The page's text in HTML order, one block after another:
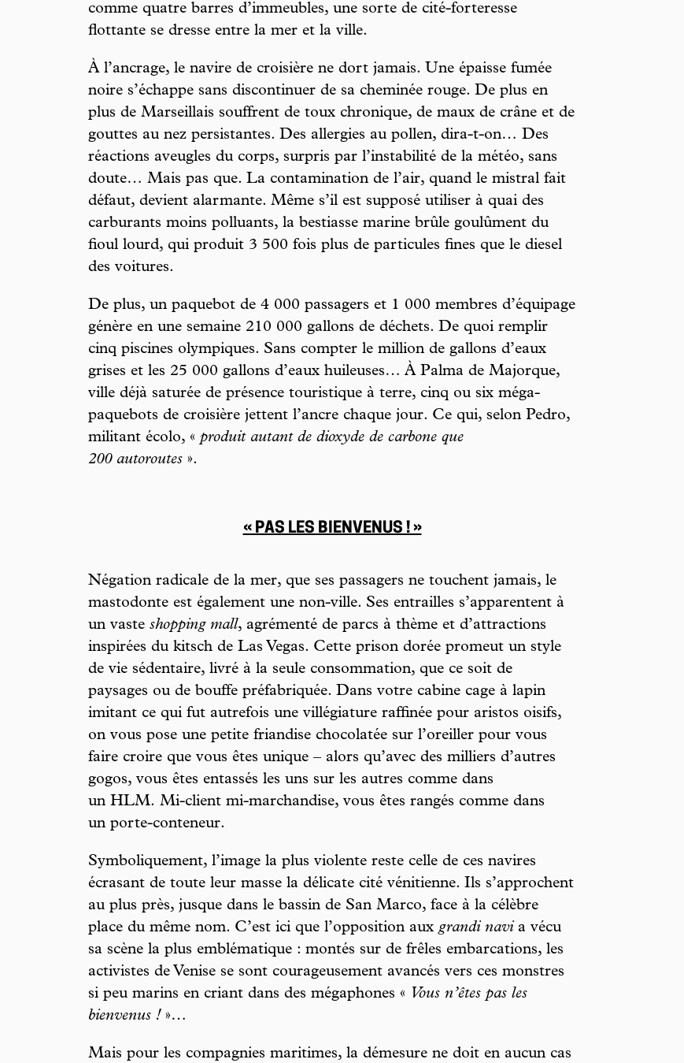
comme quatre barres d’immeubles, une sorte de cité-forteresse
flottante se dresse entre la mer et la ville.
À l’ancrage, le navire de croisière ne dort jamais. Une épaisse fumée
noire s’échappe sans discontinuer de sa cheminée rouge. De plus en
plus de Marseillais souffrent de toux chronique, de maux de crâne et de
gouttes au nez persistantes. Des allergies au pollen, dira-t-on… Des
réactions aveugles du corps, surpris par l’instabilité de la météo, sans
doute… Mais pas que. La contamination de l’air, quand le mistral fait
défaut, devient alarmante. Même s’il est supposé utiliser à quai des
carburants moins polluants, la bestiasse marine brûle goulûment du
fioul lourd, qui produit 3 500 fois plus de particules fines que le diesel
des voitures.
De plus, un paquebot de 4 000 passagers et 1 000 membres d’équipage
génère en une semaine 210 000 gallons de déchets. De quoi remplir
cinq piscines olympiques. Sans compter le million de gallons d’eaux
grises et les 25 000 gallons d’eaux huileuses… À Palma de Majorque,
ville déjà saturée de présence touristique à terre, cinq ou six méga-
paquebots de croisière jettent l’ancre chaque jour. Ce qui, selon Pedro,
militant écolo, « produit autant de dioxyde de carbone que
200 autoroutes ».
« PAS LES BIENVENUS ! »
Négation radicale de la mer, que ses passagers ne touchent jamais, le
mastodonte est également une non-ville. Ses entrailles s’apparentent à
un vaste shopping mall, agrémenté de parcs à thème et d’attractions
inspirées du kitsch de Las Vegas. Cette prison dorée promeut un style
de vie sédentaire, livré à la seule consommation, que ce soit de
paysages ou de bouffe préfabriquée. Dans votre cabine cage à lapin
imitant ce qui fut autrefois une villégiature raffinée pour aristos oisifs,
on vous pose une petite friandise chocolatée sur l’oreiller pour vous
faire croire que vous êtes unique – alors qu’avec des milliers d’autres
gogos, vous êtes entassés les uns sur les autres comme dans
un HLM. Mi-client mi-marchandise, vous êtes rangés comme dans
un porte-conteneur.
Symboliquement, l’image la plus violente reste celle de ces navires
écrasant de toute leur masse la délicate cité vénitienne. Ils s’approchent
au plus près, jusque dans le bassin de San Marco, face à la célèbre
place du même nom. C’est ici que l’opposition aux grandi navi a vécu
sa scène la plus emblématique : montés sur de frêles embarcations, les
activistes de Venise se sont courageusement avancés vers ces monstres
si peu marins en criant dans des mégaphones « Vous n’êtes pas les
bienvenus !»…
Mais pour les compagnies maritimes, la démesure ne doit en aucun cas